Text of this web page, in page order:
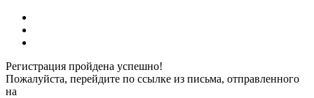
Регистрация пройдена успешно!
Пожалуйста, перейдите по ссылке из письма, отправленного
на